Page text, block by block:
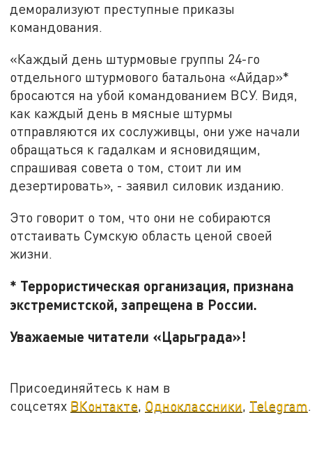
деморализуют преступные приказы
командования.
«Каждый день штурмовые группы 24-го
отдельного штурмового батальона «Айдар»*
бросаются на убой командованием ВСУ. Видя,
как каждый день в мясные штурмы
отправляются их сослуживцы, они уже начали
обращаться к гадалкам и ясновидящим,
спрашивая совета о том, стоит ли им
дезертировать», - заявил силовик изданию.
Это говорит о том, что они не собираются
отстаивать Сумскую область ценой своей
жизни.
* Террористическая организация, признана
экстремистской, запрещена в России.
Уважаемые читатели «Царьграда»!
Присоединяйтесь к нам в
соцсетях ВКонтакте, Одноклассники, Telegram.